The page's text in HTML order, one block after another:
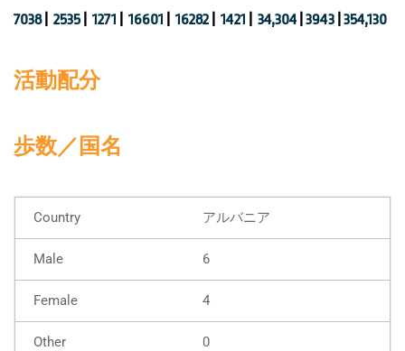
7038 2535 1271 16601 16282 1421 34,304 3943 354,130
活動配分
歩数／国名
アルバニア
6
4
0